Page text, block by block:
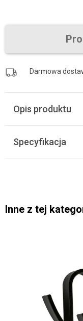
Darmowa
Opis produktu
Specyfikacja
Inne z tej